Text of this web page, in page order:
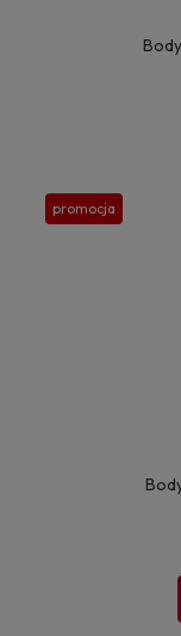
promocja